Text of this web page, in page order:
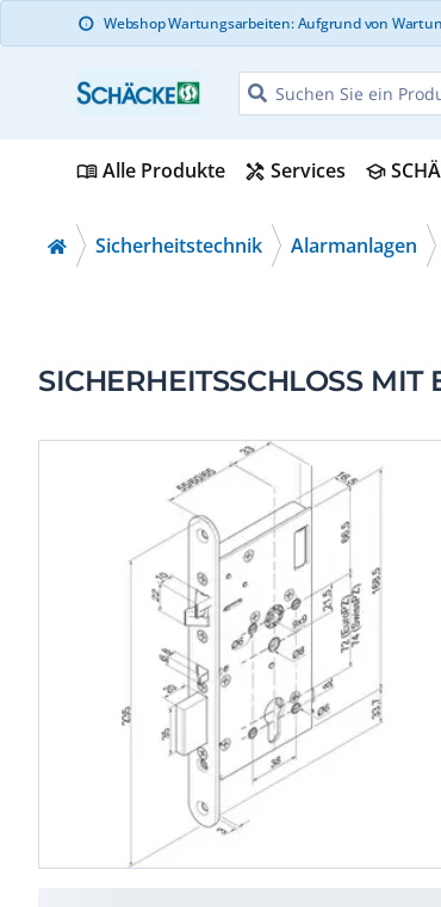
info Webshop Wartungsarbeiten: Aufgrund von
menu_bookAlle Produkte handyman Services school
Sicherheitstechnik Alarmanlagen
SICHERHEITSSCHLOSS MIT